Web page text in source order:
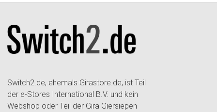
Switch2.de, ehemals Girastore.de, ist Teil
der e-Stores International B.V. und kein
Webshop oder Teil der Gira Giersiepen